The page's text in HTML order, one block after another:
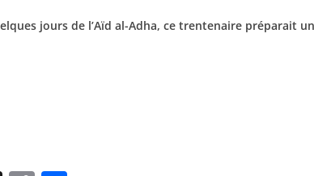
jours de l’Aïd al-Adha, ce trentenaire préparait